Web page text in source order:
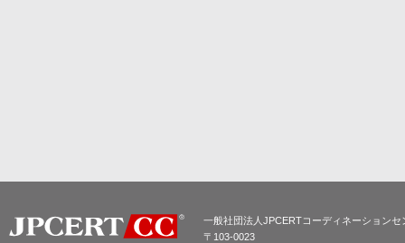
一般社団法人JPCERTコーディネーションセ
〒103-0023